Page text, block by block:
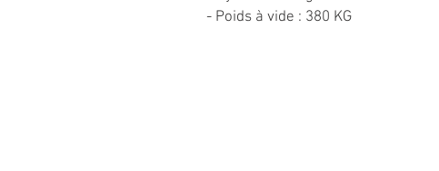
- Poids à vide : 380 KG